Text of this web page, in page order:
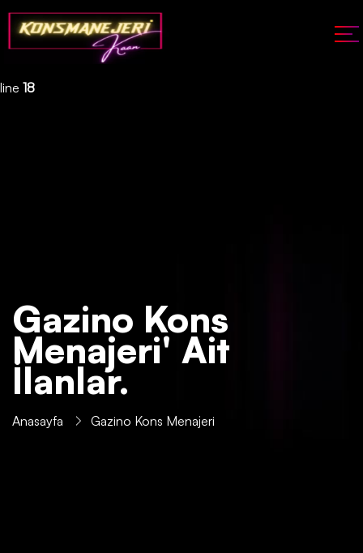
Deprecated: json_decode(): Passing null to parameter #1 ($json)
of type string is deprecated in
/home/konsmenajericom/public_html/api/kontrol/etiket.php
line 18
Gazino Kons
Menajeri' Ait
İlanlar.
Anasayfa Gazino Kons Menajeri